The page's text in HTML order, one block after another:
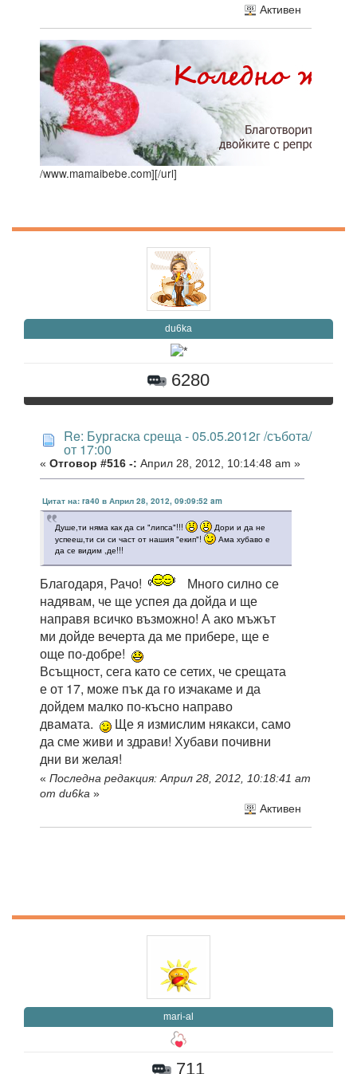
Активен
/www.mamaibebe.com][/url]
du6ka
6280
Re: Бургаска среща - 05.05.2012г /събота/
от 17:00
« Отговор #516 -: Април 28, 2012, 10:14:48 am »
Цитат на: ra40 в Април 28, 2012, 09:09:52 am
Душе,ти няма как да си "липса"!!!
Дори и да не
успееш,ти си си част от нашия "екип"!
Ама хубаво е
да се видим ,де!!!
Благодаря, Рачо!
Много силно се
надявам, че ще успея да дойда и ще
направя всичко възможно! А ако мъжът
ми дойде вечерта да ме прибере, ще е
още по-добре!
Всъщност, сега като се сетих, че срещата
е от 17, може пък да го изчакаме и да
дойдем малко по-късно направо
двамата.
Ще я измислим някакси, само
да сме живи и здрави! Хубави почивни
дни ви желая!
« Последна редакция: Април 28, 2012, 10:18:41 am
от du6ka »
Активен
mari-al
711